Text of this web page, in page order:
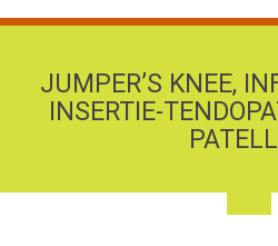
JUMPER’S KNEE,
INSERTIE-